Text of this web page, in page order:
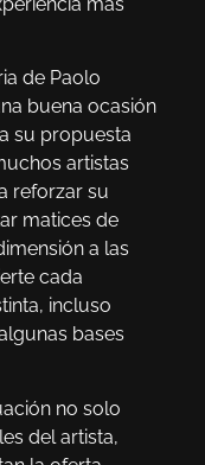
de Paolo
buena ocasión
su propuesta
artistas
reforzar su
matices de
a las
cada
incluso
bases
no solo
del artista,